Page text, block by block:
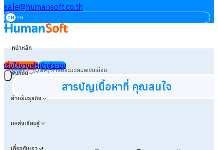
sale@humansoft.co.th
TH EN
หน้าหลัก
ฟังก์ชัน
สำหรับธุรกิจ
แหล่งเรียนรู้
เกี่ยวกับเรา
เริ่มใช้งานฟรีเข้าสู่ระบบ
Q&A>(Q&A) การประมวลผลเงินเดือน
สารบัญเนื้อหาที่ คุณสนใจ